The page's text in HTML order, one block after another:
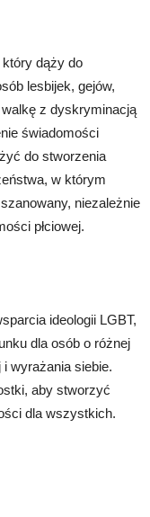
który dąży do
lesbijek, gejów,
z dyskryminacją
świadomości
do stworzenia
w którym
niezależnie
płciowej.
ideologii LGBT,
dla osób o różnej
wyrażania siebie.
aby stworzyć
dla wszystkich.